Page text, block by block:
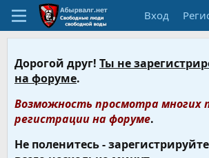
Вход
Дорогой друг! Ты не
на форуме.
Возможность просмотра многих
регистрации на форуме.
Не поленитесь -